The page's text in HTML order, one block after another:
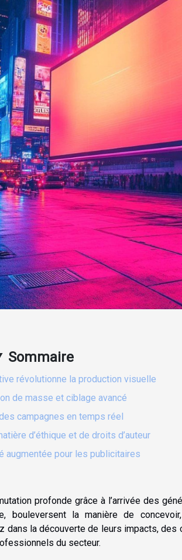
Sommaire
révolutionne la production visuelle
de masse et ciblage avancé
campagnes en temps réel
d’éthique et de droits d’auteur
augmentée pour les publicitaires
profonde grâce à l’arrivée des
bouleversent la manière de
la découverte de leurs impacts, des
du secteur.